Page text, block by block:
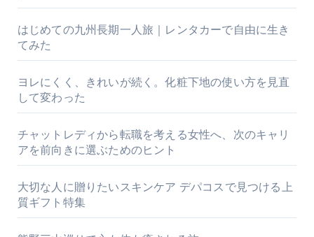
はじめての九州長期一人旅｜レンタカーで自由に生き
てみた
ヨレにくく、きれいが続く。化粧下地の使い方を見直
して変わった
チャットレディから転職を考える女性へ、次のキャリ
アを前向きに選ぶためのヒント
大切な人に贈りたいスキンケア デパコスで見つける上
質ギフト特集